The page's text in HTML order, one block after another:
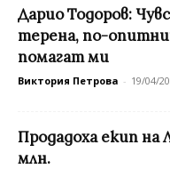
Дарио Тодоров:
терена, по-
помагат ми
Виктория Петрова - 19/04/
Продадоха екип на
млн.